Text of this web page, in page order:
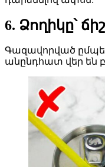
6. Ձողիկը՝
Գազավորված
անընդհատ վեր են